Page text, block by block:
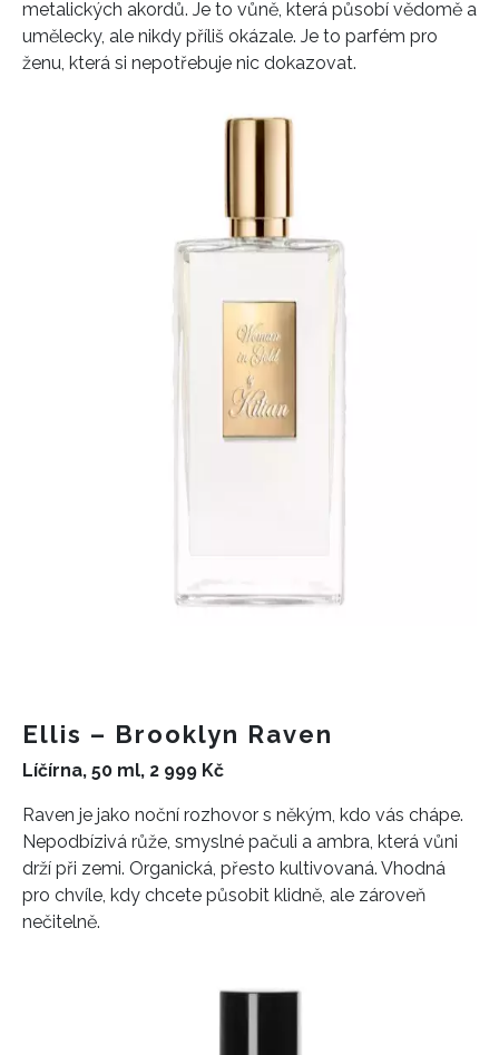
metalických akordů. Je to vůně, která působí vědomě a
umělecky, ale nikdy příliš okázale. Je to parfém pro
ženu, která si nepotřebuje nic dokazovat.
Ellis – Brooklyn Raven
Líčírna, 50 ml, 2 999 Kč
Raven je jako noční rozhovor s někým, kdo vás chápe.
Nepodbízivá růže, smyslné pačuli a ambra, která vůni
drží při zemi. Organická, přesto kultivovaná. Vhodná
pro chvíle, kdy chcete působit klidně, ale zároveň
nečitelně.